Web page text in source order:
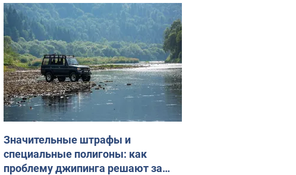
Значительные штрафы и
специальные полигоны: как
проблему джипинга решают за